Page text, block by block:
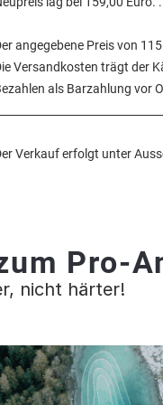
angegebene Preis von
Versandkosten trägt der
als Barzahlung vor
Verkauf erfolgt unter
Pro-
nicht härter!